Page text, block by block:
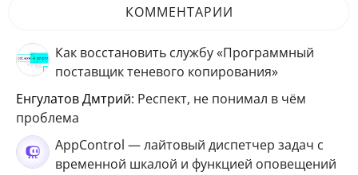
КОММЕНТАРИИ
Как восстановить службу «Программный
поставщик теневого копирования»
Енгулатов Дмтрий: Респект, не понимал в чём
проблема
AppControl — лайтовый диспетчер задач с
временной шкалой и функцией оповещений